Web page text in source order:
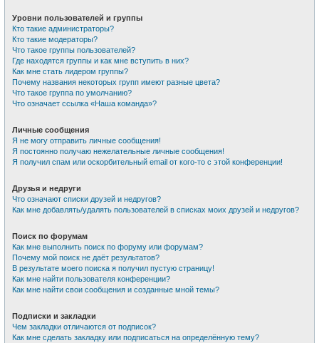
Уровни пользователей и группы
Кто такие администраторы?
Кто такие модераторы?
Что такое группы пользователей?
Где находятся группы и как мне вступить в них?
Как мне стать лидером группы?
Почему названия некоторых групп имеют разные цвета?
Что такое группа по умолчанию?
Что означает ссылка «Наша команда»?
Личные сообщения
Я не могу отправить личные сообщения!
Я постоянно получаю нежелательные личные сообщения!
Я получил спам или оскорбительный email от кого-то с этой конференции!
Друзья и недруги
Что означают списки друзей и недругов?
Как мне добавлять/удалять пользователей в списках моих друзей и недругов?
Поиск по форумам
Как мне выполнить поиск по форуму или форумам?
Почему мой поиск не даёт результатов?
В результате моего поиска я получил пустую страницу!
Как мне найти пользователя конференции?
Как мне найти свои сообщения и созданные мной темы?
Подписки и закладки
Чем закладки отличаются от подписок?
Как мне сделать закладку или подписаться на определённую тему?